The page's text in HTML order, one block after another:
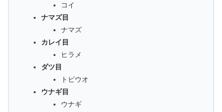
コイ
ナマズ目
ナマズ
カレイ目
ヒラメ
ダツ目
トビウオ
ウナギ目
ウナギ